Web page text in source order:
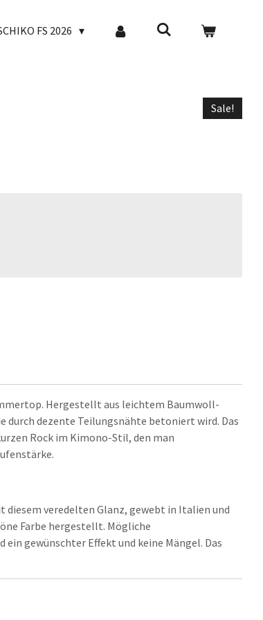
FS 2026
Sale!
Hergestellt aus leichtem Baumwoll-
durch dezente Teilungsnähte betoniert wird. Das
Rock im Kimono-Stil, den man
veredelten Glanz, gewebt in Italien und
Farbe hergestellt. Mögliche
gewünschter Effekt und keine Mängel. Das